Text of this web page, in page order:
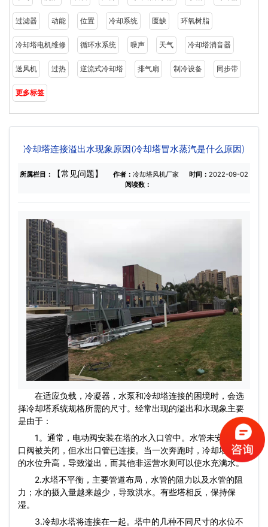
过滤器 动能 位置 冷却系统 匮缺 环氧树脂
冷却塔电机维修 循环水系统 噪声 天气 冷却塔消音器
送风机 过热 逆流式冷却塔 排气扇 制冷设备 同步带
更多标签
冷却塔连接溢出水现象原因(冷却塔冒水蒸汽是什么原因)
所属栏目： 【常见问题】 作者： 冷却塔风机厂家 时间： 2022-09-02
阅读数：
在适应负载，冷凝器，水泵和冷却塔连接的困境时，会选
择冷却塔系统规格所需的尺寸。经常出现的溢出和水现象主要
是由于：
1。通常，电动阀安装在塔的水入口管中。水管未安装，入
口阀被关闭，但水出口管已连接。当一次奔跑时，冷却塔盆地
的水位升高，导致溢出，而​​其他非运营水则可以使水充满水。
2.水塔不平衡，主要管道布局，水管的阻力以及水管的阻
力；水的摄入量越来越少，导致洪水。有些塔相反，保持保
湿。
3.冷却水塔将连接在一起。塔中的几种不同尺寸的水位不